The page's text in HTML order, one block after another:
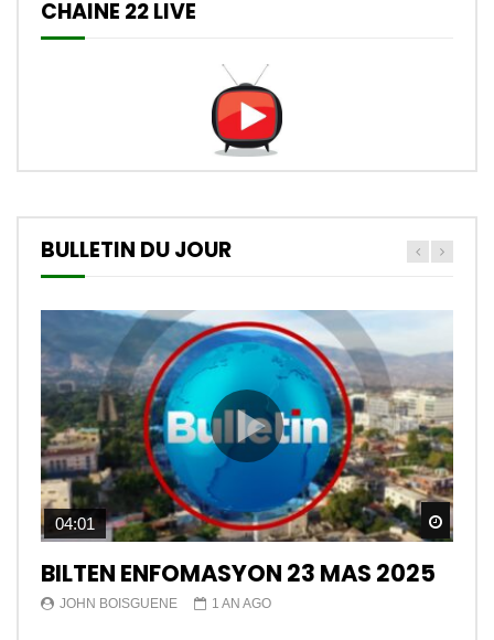
CHAINE 22 LIVE
BULLETIN DU JOUR
04:01
BILTEN ENFOMASYON 23 MAS 2025
JOHN BOISGUENE 1 AN AGO